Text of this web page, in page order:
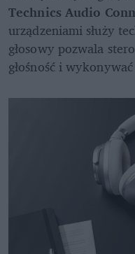
Technics Audio
urządzeniami służy
głosowy pozwala
głośność i